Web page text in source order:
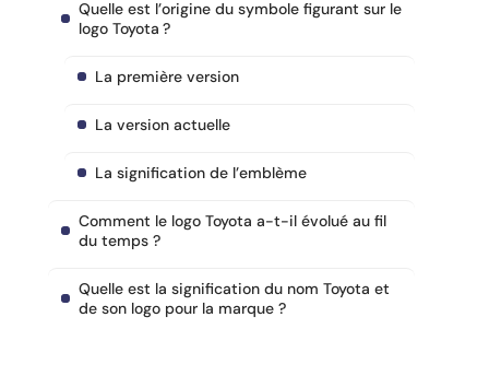
Quelle est l’origine du symbole figurant sur le
logo Toyota ?
La première version
La version actuelle
La signification de l’emblème
Comment le logo Toyota a-t-il évolué au fil
du temps ?
Quelle est la signification du nom Toyota et
de son logo pour la marque ?